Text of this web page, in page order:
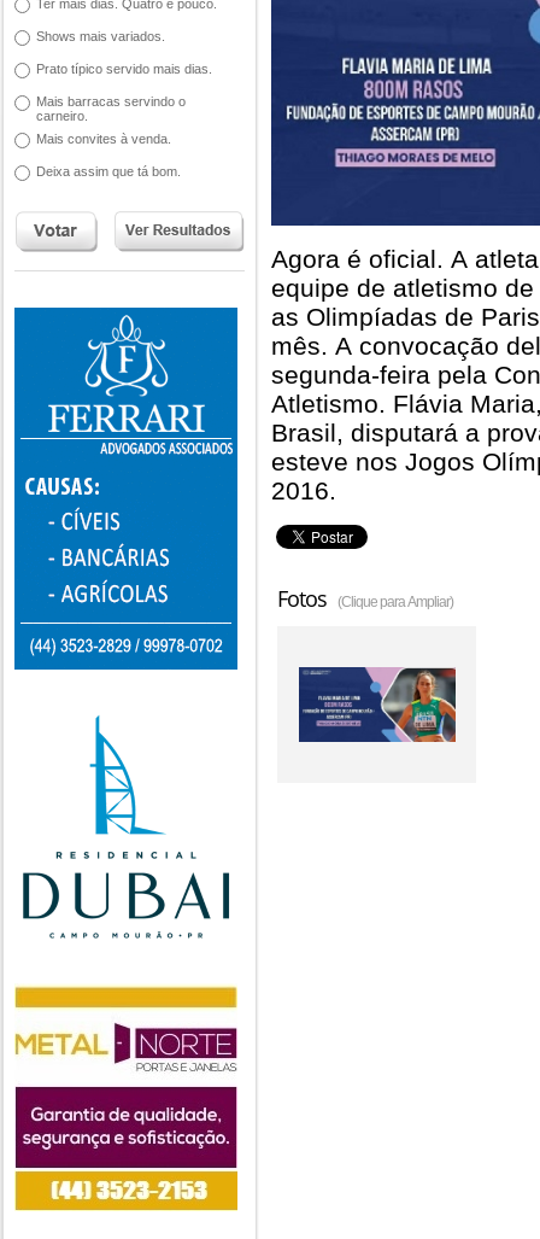
Ter mais dias. Quatro é pouco.
Shows mais variados.
Prato típico servido mais dias.
Mais barracas servindo o
carneiro.
Mais convites à venda.
Deixa assim que tá bom.
Agora é oficial. A
equipe de atletismo de
as Olimpíadas de
mês. A convocação
segunda-feira pela
Atletismo. Flávia
Brasil, disputará a
esteve nos Jogos
2016.
Fotos (Clique para Ampliar)